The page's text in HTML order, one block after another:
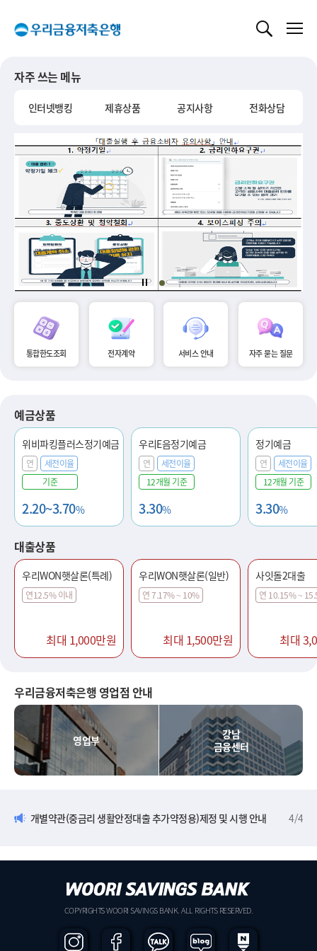
자주 쓰는 메뉴
인터넷뱅킹 제휴상품 공지사항 전화상담
통합한도조회 전자계약 서비스 안내 자주 묻는 질문
예금상품
위비파킹플러스정기예금
연
세전이율
기준
2.20~3.70%
우리E음정기예금
연
세전이율
12개월 기준
3.30%
정기예금
연
세전이율
12개월 기준
3.30%
대출상품
우리WON햇살론(특례)
연12.5% 이내
최대 1,000만원
우리WON햇살론(일반)
연 7.17% ~ 10%
최대 1,500만원
사잇돌2대출
연 10.15% ~
최대
우리금융저축은행 영업점 안내
영업부
강남
금융센터
개별약관(중금리 생활안정대출 추가약정용)제정 및 시행 안내 4/4
COPYRIGHTS WOORI SAVINGS BANK. ALL RIGHTS RESERVED.